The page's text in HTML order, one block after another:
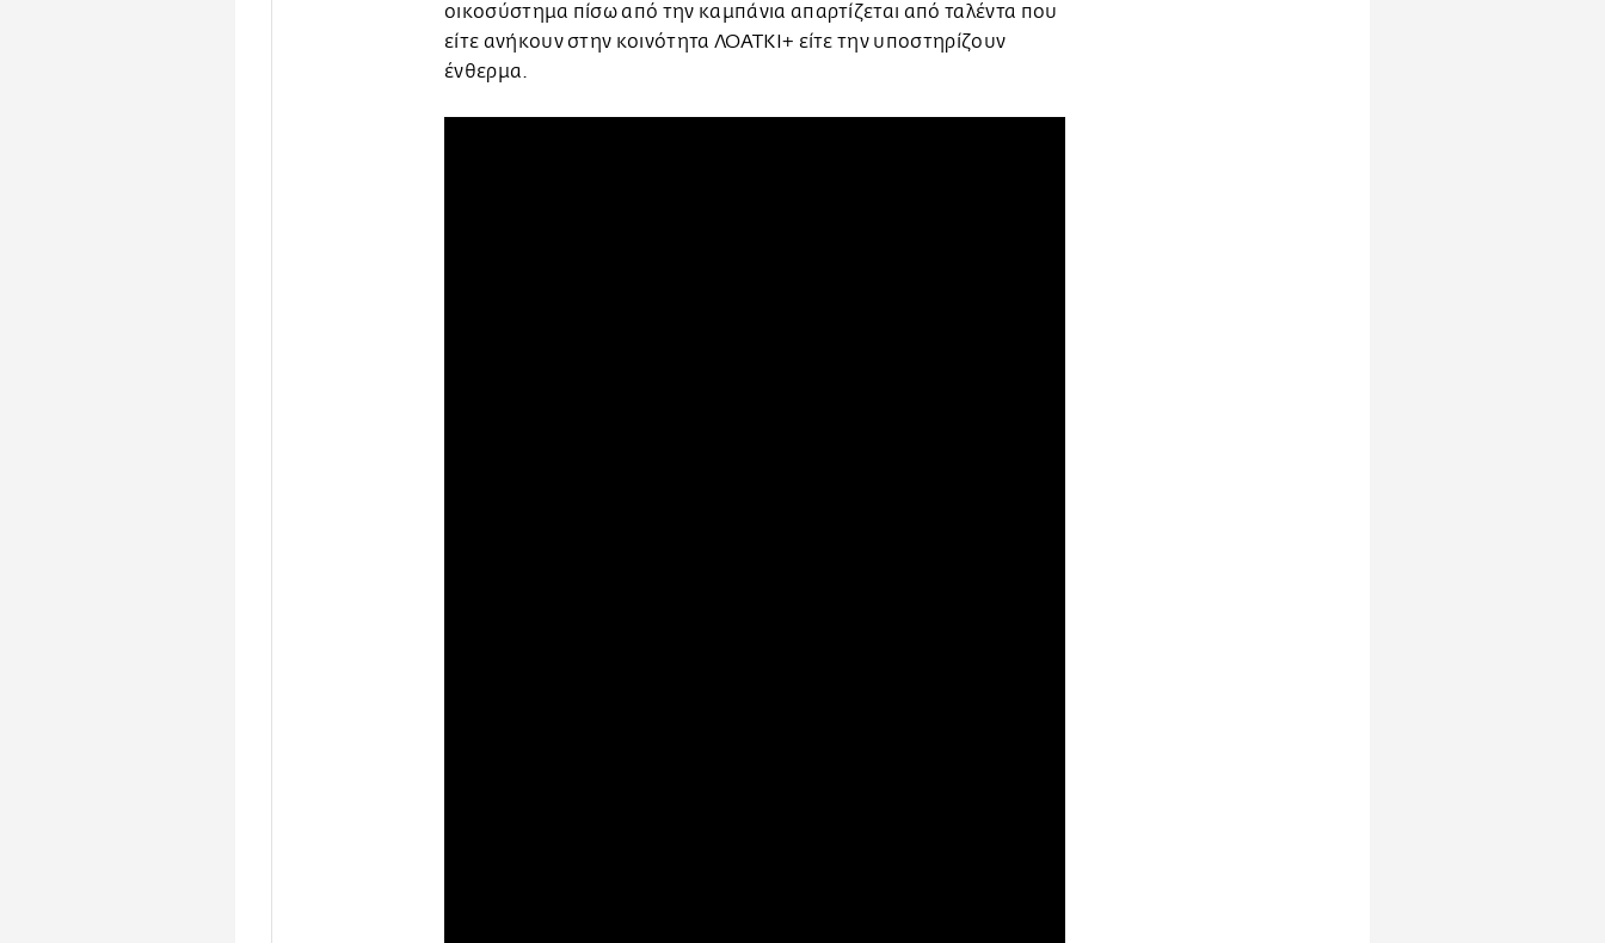
οικοσύστημα πίσω από την καμπάνια απαρτίζεται από ταλέντα που
είτε ανήκουν στην κοινότητα ΛΟΑΤΚΙ+ είτε την υποστηρίζουν
ένθερμα.